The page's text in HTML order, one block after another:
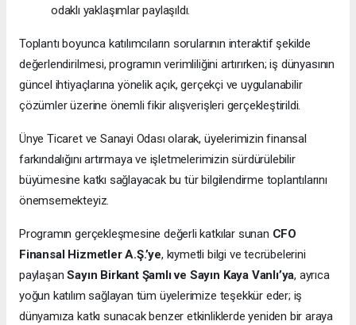
odaklı yaklaşımlar paylaşıldı.
Toplantı boyunca katılımcıların sorularının interaktif şekilde
değerlendirilmesi, programın verimliliğini artırırken; iş dünyasının
güncel ihtiyaçlarına yönelik açık, gerçekçi ve uygulanabilir
çözümler üzerine önemli fikir alışverişleri gerçekleştirildi.
Ünye Ticaret ve Sanayi Odası olarak, üyelerimizin finansal
farkındalığını artırmaya ve işletmelerimizin sürdürülebilir
büyümesine katkı sağlayacak bu tür bilgilendirme toplantılarını
önemsemekteyiz.
Programın gerçekleşmesine değerli katkılar sunan CFO
Finansal Hizmetler A.Ş.’ye, kıymetli bilgi ve tecrübelerini
paylaşanSayın Birkant Şamlı ve Sayın Kaya Vanlı’ya, ayrıca
yoğun katılım sağlayan tüm üyelerimize teşekkür eder; iş
dünyamıza katkı sunacak benzer etkinliklerde yeniden bir araya